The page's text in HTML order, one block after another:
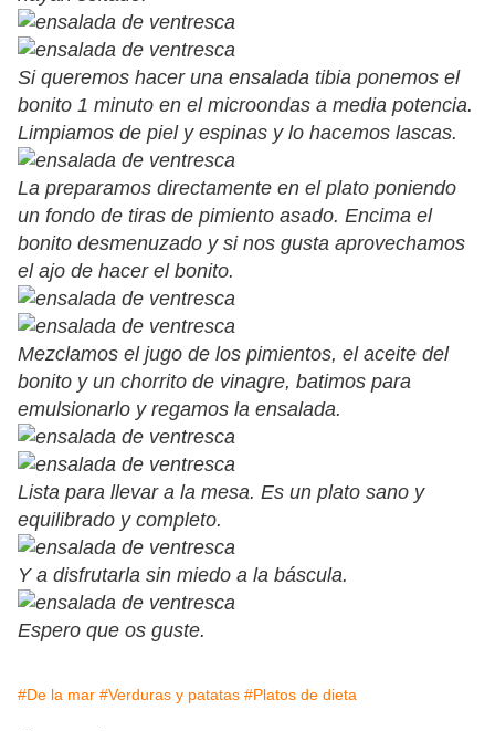
Si queremos hacer una ensalada tibia ponemos el
bonito 1 minuto en el microondas a media potencia.
Limpiamos de piel y espinas y lo hacemos lascas.
La preparamos directamente en el plato poniendo
un fondo de tiras de pimiento asado. Encima el
bonito desmenuzado y si nos gusta aprovechamos
el ajo de hacer el bonito.
Mezclamos el jugo de los pimientos, el aceite del
bonito y un chorrito de vinagre, batimos para
emulsionarlo y regamos la ensalada.
Lista para llevar a la mesa. Es un plato sano y
equilibrado y completo.
Y a disfrutarla sin miedo a la báscula.
Espero que os guste.
#De la mar #Verduras y patatas #Platos de dieta